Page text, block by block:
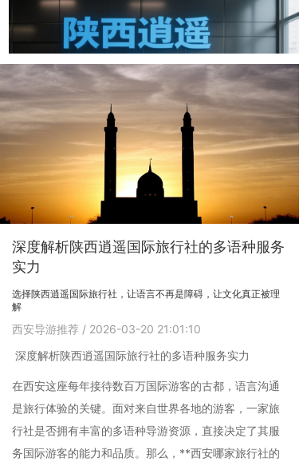
深度解析陕西逍遥国际旅行社的多语种服务
实力
选择陕西逍遥国际旅行社，让语言不再是障碍，让文化真正被理
解
西安导游推荐 / 2026-03-20 21:01:10
深度解析陕西逍遥国际旅行社的多语种服务实力
在西安这座每年接待数百万国际游客的古都，语言沟通
是旅行体验的关键。面对来自世界各地的游客，一家旅
行社是否拥有丰富的多语种导游资源，直接决定了其服
务国际游客的能力和品质。那么，**西安哪家旅行社的